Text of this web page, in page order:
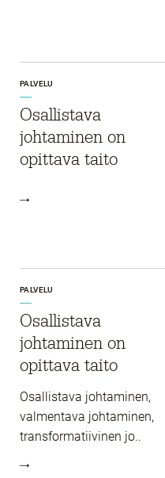
PALVELU
Osallistava
johtaminen on
opittava taito
PALVELU
Osallistava
johtaminen on
opittava taito
Osallistava johtaminen,
valmentava johtaminen,
transformatiivinen jo..